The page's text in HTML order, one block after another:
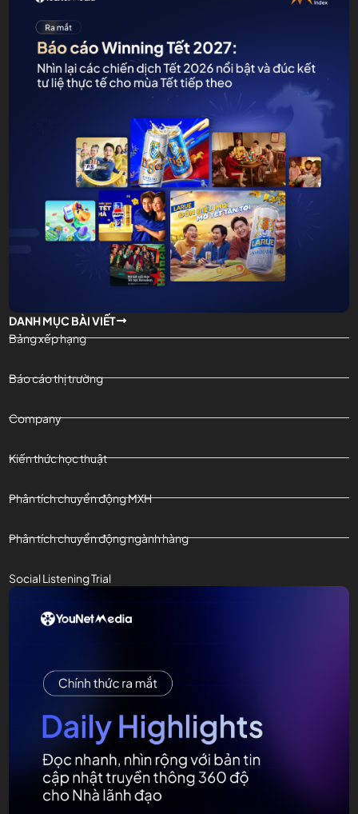
DANH MỤC BÀI VIẾT
Bảng xếp hạng
Báo cáo thị trường
Company
Kiến thức học thuật
Phân tích chuyển động MXH
Phân tích chuyển động ngành hàng
Social Listening Trial